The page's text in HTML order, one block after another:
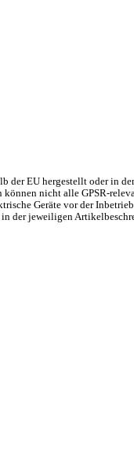
der EU hergestellt oder in
können nicht alle GPSR-
Geräte vor der
in der jeweiligen